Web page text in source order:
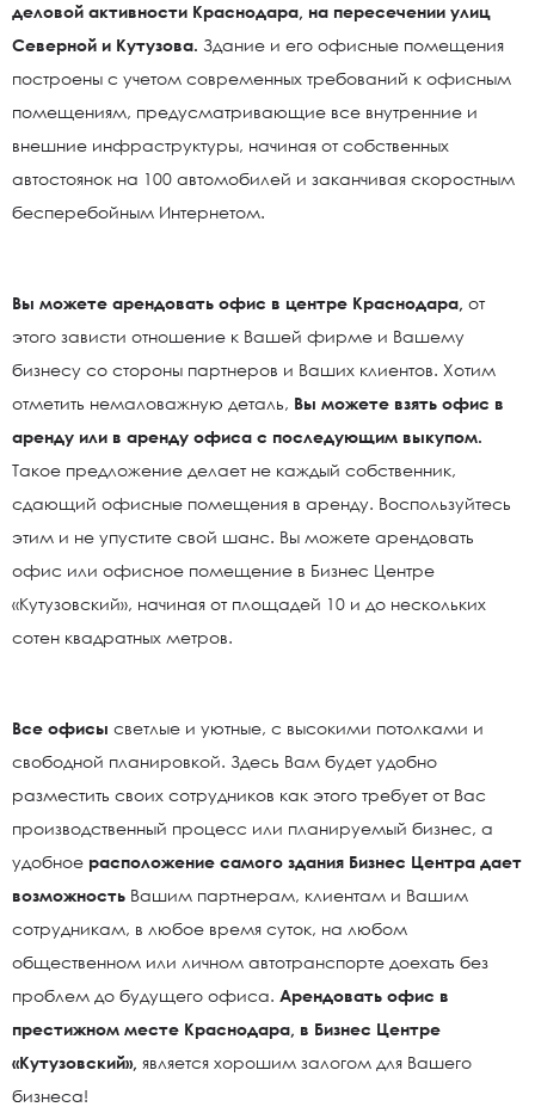
деловой активности Краснодара, на пересечении улиц
Северной и Кутузова. Здание и его офисные помещения
построены с учетом современных требований к офисным
помещениям, предусматривающие все внутренние и
внешние инфраструктуры, начиная от собственных
автостоянок на 100 автомобилей и заканчивая скоростным
бесперебойным Интернетом.
Вы можете арендовать офис в центре Краснодара, от
этого зависти отношение к Вашей фирме и Вашему
бизнесу со стороны партнеров и Ваших клиентов. Хотим
отметить немаловажную деталь, Вы можете взять офис в
аренду или в аренду офиса с последующим выкупом.
Такое предложение делает не каждый собственник,
сдающий офисные помещения в аренду. Воспользуйтесь
этим и не упустите свой шанс. Вы можете арендовать
офис или офисное помещение в Бизнес Центре
«Кутузовский», начиная от площадей 10 и до нескольких
сотен квадратных метров.
Все офисы светлые и уютные, с высокими потолками и
свободной планировкой. Здесь Вам будет удобно
разместить своих сотрудников как этого требует от Вас
производственный процесс или планируемый бизнес, а
удобное расположение самого здания Бизнес Центра дает
возможность Вашим партнерам, клиентам и Вашим
сотрудникам, в любое время суток, на любом
общественном или личном автотранспорте доехать без
проблем до будущего офиса. Арендовать офис в
престижном месте Краснодара, в Бизнес Центре
«Кутузовский», является хорошим залогом для Вашего
бизнеса!